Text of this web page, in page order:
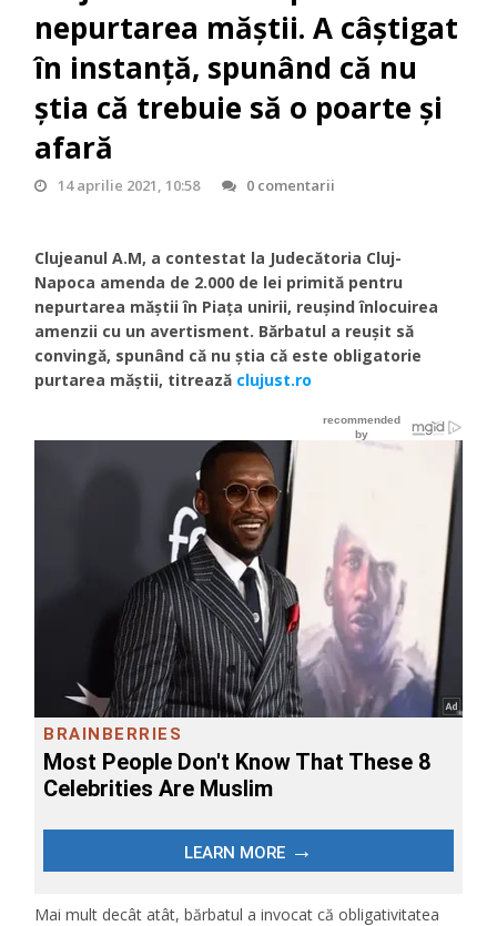
nepurtarea măștii. A câștigat
în instanță, spunând că nu
știa că trebuie să o poarte și
afară
14 aprilie 2021, 10:58 0 comentarii
Clujeanul A.M, a contestat la Judecătoria Cluj-
Napoca amenda de 2.000 de lei primită pentru
nepurtarea măștii în Piața unirii, reușind înlocuirea
amenzii cu un avertisment. Bărbatul a reușit să
convingă, spunând că nu știa că este obligatorie
purtarea măștii, titrează clujust.ro
Mai mult decât atât, bărbatul a invocat că obligativitatea